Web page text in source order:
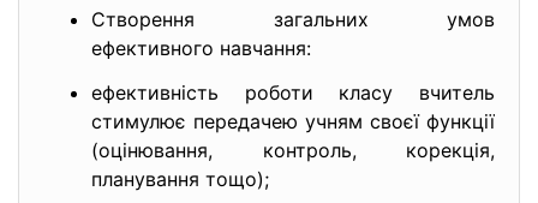
Створення загальних умов
ефективного навчання:
ефективність роботи класу вчитель
стимулює передачею учням своєї функції
(оцінювання, контроль, корекція,
планування тощо);